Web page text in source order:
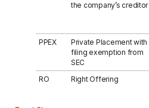
the company’s creditor
PPEX
Private Placement with
filing exemption from
SEC
RO Right Offering